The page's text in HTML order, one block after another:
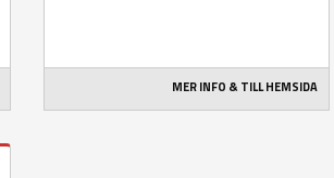
MER INFO & TILL HEMSIDA